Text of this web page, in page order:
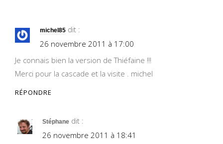
michel85 dit :
26 novembre 2011 à 17:00
Je connais bien la version de Thiéfaine !!!
Merci pour la cascade et la visite . michel
RÉPONDRE
Stéphane dit :
26 novembre 2011 à 18:41